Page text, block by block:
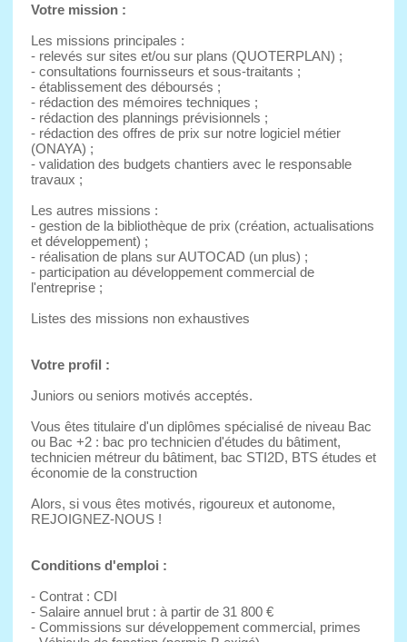
Votre mission :
Les missions principales :
- relevés sur sites et/ou sur plans (QUOTERPLAN) ;
- consultations fournisseurs et sous-traitants ;
- établissement des déboursés ;
- rédaction des mémoires techniques ;
- rédaction des plannings prévisionnels ;
- rédaction des offres de prix sur notre logiciel métier
(ONAYA) ;
- validation des budgets chantiers avec le responsable
travaux ;
Les autres missions :
- gestion de la bibliothèque de prix (création, actualisations
et développement) ;
- réalisation de plans sur AUTOCAD (un plus) ;
- participation au développement commercial de
l'entreprise ;
Listes des missions non exhaustives
Votre profil :
Juniors ou seniors motivés acceptés.
Vous êtes titulaire d'un diplômes spécialisé de niveau Bac
ou Bac +2 : bac pro technicien d'études du bâtiment,
technicien métreur du bâtiment, bac STI2D, BTS études et
économie de la construction
Alors, si vous êtes motivés, rigoureux et autonome,
REJOIGNEZ-NOUS !
Conditions d'emploi :
- Contrat : CDI
- Salaire annuel brut : à partir de 31 800 €
- Commissions sur développement commercial, primes